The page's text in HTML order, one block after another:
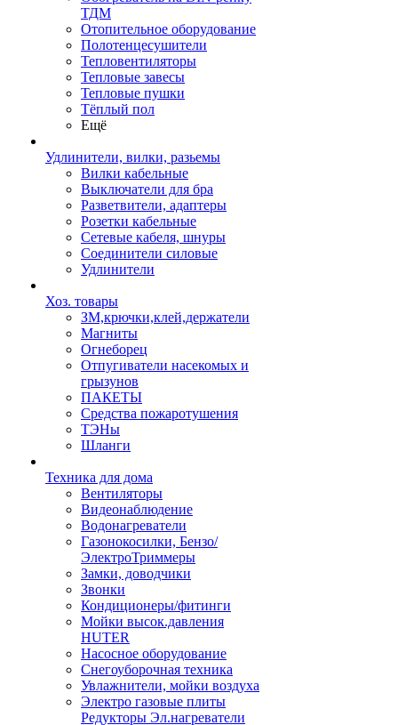
ТДМ
Отопительное оборудование
Полотенцесушители
Тепловентиляторы
Тепловые завесы
Тепловые пушки
Тёплый пол
Ещё
Удлинители, вилки, разьемы
Вилки кабельные
Выключатели для бра
Разветвители, адаптеры
Розетки кабельные
Сетевые кабеля, шнуры
Соединители силовые
Удлинители
Хоз. товары
ЗМ,крючки,клей,держатели
Магниты
Огнеборец
Отпугиватели насекомых и
грызунов
ПАКЕТЫ
Средства пожаротушения
ТЭНы
Шланги
Техника для дома
Вентиляторы
Видеонаблюдение
Водонагреватели
Газонокосилки, Бензо/
ЭлектроТриммеры
Замки, доводчики
Звонки
Кондиционеры/фитинги
Мойки высок.давления
HUTER
Насосное оборудование
Снегоуборочная техника
Увлажнители, мойки воздуха
Электро газовые плиты
Редукторы Эл.нагреватели